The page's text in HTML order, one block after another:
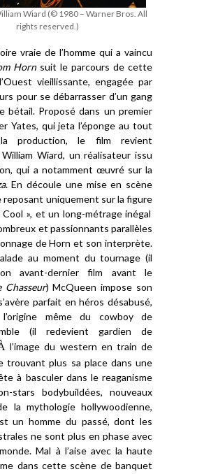
Wiard (© 1980 – Warner Bros. All
rights reserved.)
vraie de l’homme qui a vaincu
Horn suit le parcours de cette
vieillissante, engagée par
pour se débarrasser d’un gang
bétail. Proposé dans un premier
Yates, qui jeta l’éponge au tout
production, le film revient
William Wiard, unréalisateur issu
, qui a notamment œuvrésur la
.En découle une mise en scène
reposant uniquement surla figure
», et un long-métrage inégal
et passionnantsparallèles
de Hornet son interprète.
au moment du tournage (il
avant-dernier film avant le
Chasseur) McQueen impose son
parfait enhéros désabusé,
même du cowboy de
(il redevient gardien de
l’image du western en train de
trouvant plus sa place dansune
à basculer dans le reaganisme
stars bodybuildées, nouveaux
la mythologie hollywoodienne,
un homme du passé, dont les
ne sont plus en phase avec
monde. Mal à l’aise avec la haute
dans cette scène de banquet